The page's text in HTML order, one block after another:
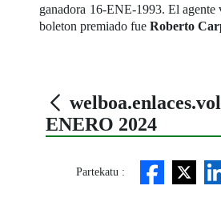
ganadora 16-ENE-1993. El agente
boleton premiado fue Roberto
ENERO 2024
Partekatu :